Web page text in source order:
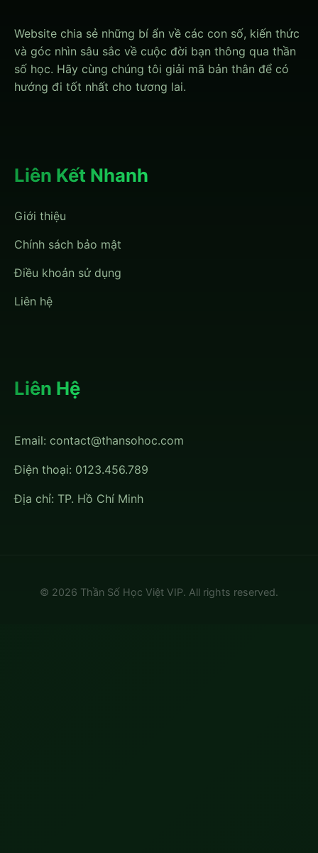
Website chia sẻ những bí ẩn về các con số, kiến thức
và góc nhìn sâu sắc về cuộc đời bạn thông qua thần
số học. Hãy cùng chúng tôi giải mã bản thân để có
hướng đi tốt nhất cho tương lai.
Liên Kết Nhanh
Giới thiệu
Chính sách bảo mật
Điều khoản sử dụng
Liên hệ
Liên Hệ
Email: contact@thansohoc.com
Điện thoại: 0123.456.789
Địa chỉ: TP. Hồ Chí Minh
© 2026 Thần Số Học Việt VIP. All rights reserved.